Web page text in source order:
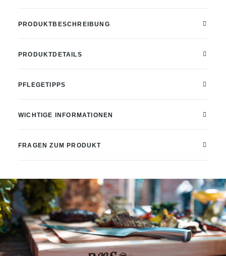
und
PRODUKTBESCHREIBUNG
PRODUKTDETAILS
PFLEGETIPPS
WICHTIGE INFORMATIONEN
FRAGEN ZUM PRODUKT